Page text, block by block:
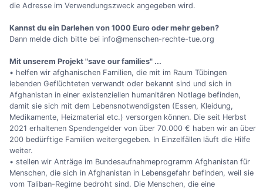
die Adresse im Verwendungszweck angegeben wird.
Kannst du ein Darlehen von 1000 Euro oder mehr geben?
Dann melde dich bitte bei info@menschen-rechte-tue.org
Mit unserem Projekt "save our families" ...
• helfen wir afghanischen Familien, die mit im Raum Tübingen
lebenden Geflüchteten verwandt oder bekannt sind und sich in
Afghanistan in einer existenziellen humanitären Notlage befinden,
damit sie sich mit dem Lebensnotwendigsten (Essen, Kleidung,
Medikamente, Heizmaterial etc.) versorgen können. Die seit Herbst
2021 erhaltenen Spendengelder von über 70.000 € haben wir an über
200 bedürftige Familien weitergegeben. In Einzelfällen läuft die Hilfe
weiter.
• stellen wir Anträge im Bundesaufnahmeprogramm Afghanistan für
Menschen, die sich in Afghanistan in Lebensgefahr befinden, weil sie
vom Taliban-Regime bedroht sind. Die Menschen, die eine